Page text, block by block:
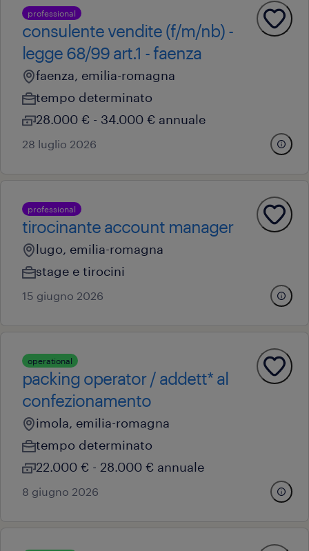
professional
consulente vendite (f/m/nb) -
legge 68/99 art.1 - faenza
faenza, emilia-romagna
tempo determinato
28.000 € - 34.000 € annuale
28 luglio 2026
professional
tirocinante account manager
lugo, emilia-romagna
stage e tirocini
15 giugno 2026
operational
packing operator / addett* al
confezionamento
imola, emilia-romagna
tempo determinato
22.000 € - 28.000 € annuale
8 giugno 2026